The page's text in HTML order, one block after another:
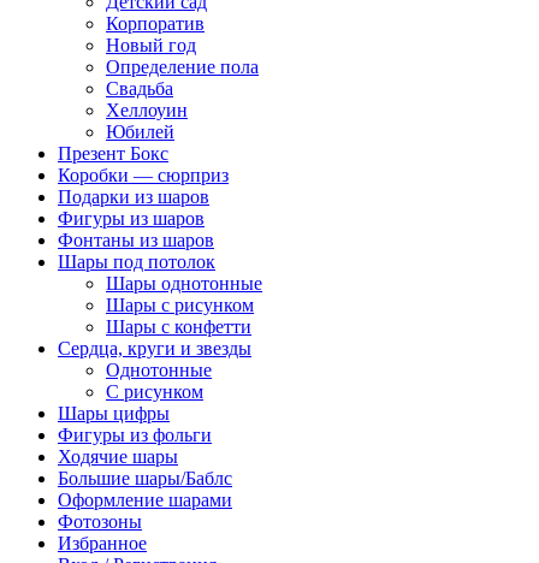
Корпоратив
Новый год
Определение пола
Свадьба
Хеллоуин
Юбилей
Презент Бокс
Коробки — сюрприз
Подарки из шаров
Фигуры из шаров
Фонтаны из шаров
Шары под потолок
Шары однотонные
Шары с рисунком
Шары с конфетти
Сердца, круги и звезды
Однотонные
С рисунком
Шары цифры
Фигуры из фольги
Ходячие шары
Большие шары/Баблс
Оформление шарами
Фотозоны
Избранное